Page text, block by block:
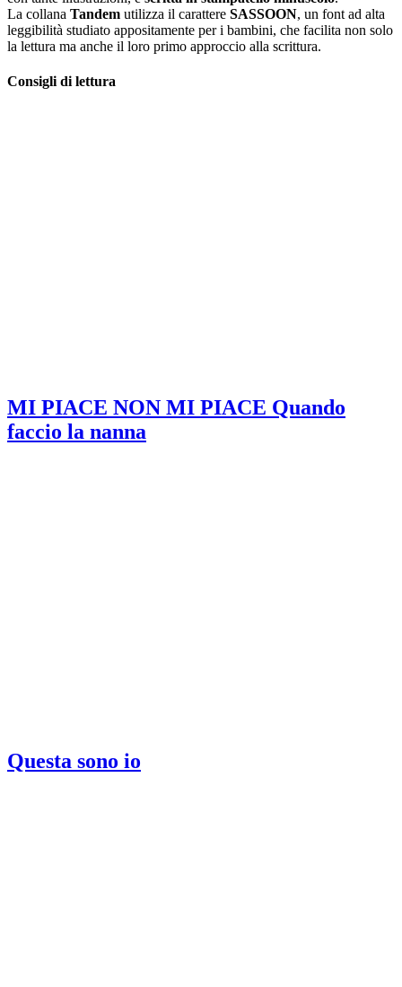
La collana Tandem utilizza il carattere SASSOON, un font ad alta
leggibilità studiato appositamente per i bambini, che facilita non solo
la lettura ma anche il loro primo approccio alla scrittura.
Consigli di lettura
MI PIACE NON MI PIACE Quando
faccio la nanna
Questa sono io